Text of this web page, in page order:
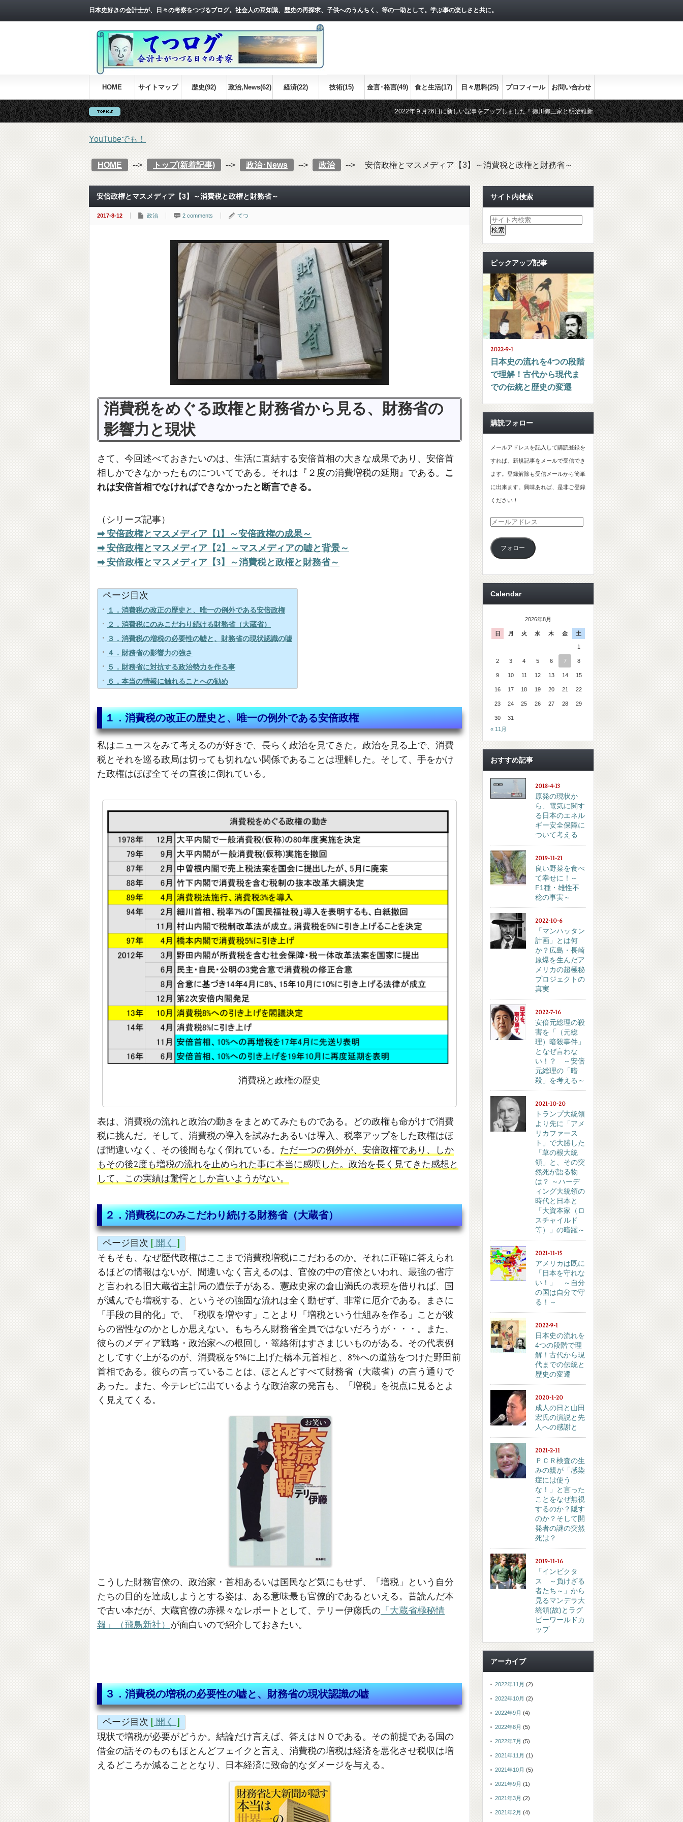
日本史好きの会計士が、日々の考察をつづるブログ。社会人の豆知識、歴史の再探求、子供へのうんちく、等の一助として。学ぶ事の楽しさと共に。
HOME サイトマップ 歴史(92) 政治,News(62) 経済(22) 技術(15) 金言･格言(49) 食と生活(17) 日々思料(25) プロフィール お問い合わせ
2022年９月26日に新しい記事をアップしました！徳川御三家と明治維新との関わりをまとめます。最終回の今回は
江戸時代の世界情勢について、おおまかな流れをシリーズで！
経済指標として押さえておきたい３つの
YouTubeでも！
HOME --> トップ(新着記事) --> 政治･News --> 政治 --> 安倍政権とマスメディア【3】～消費税と政権と財務省～
安倍政権とマスメディア【3】～消費税と政権と財務省～
2017-8-12 政治 2 comments てつ
消費税をめぐる政権と財務省から見る、財務省の
影響力と現状
さて、今回述べておきたいのは、生活に直結する安倍首相の大きな成果であり、安倍首
相しかできなかったものについてである。それは『２度の消費増税の延期』である。 こ
れは安倍首相でなければできなかったと断言できる。
（シリーズ記事）
➡ 安倍政権とマスメディア【1】～安倍政権の成果～
➡ 安倍政権とマスメディア【2】～マスメディアの嘘と背景～
➡ 安倍政権とマスメディア【3】～消費税と政権と財務省～
ページ目次
１．消費税の改正の歴史と、唯一の例外である安倍政権
２．消費税にのみこだわり続ける財務省（大蔵省）
３．消費税の増税の必要性の嘘と、財務省の現状認識の嘘
４．財務省の影響力の強さ
５．財務省に対抗する政治勢力を作る事
６．本当の情報に触れることへの勧め
１．消費税の改正の歴史と、唯一の例外である安倍政権
私はニュースをみて考えるのが好きで、長らく政治を見てきた。政治を見る上で、消費
税とそれを巡る政局は切っても切れない関係であることは理解した。そして、手をかけ
た政権はほぼ全てその直後に倒れている。
消費税と政権の歴史
表は、消費税の流れと政治の動きをまとめてみたものである。どの政権も命がけで消費
税に挑んだ。そして、消費税の導入を試みたあるいは導入、税率アップをした政権はほ
ぼ間違いなく、その後間もなく倒れている。 ただ一つの例外が、安倍政権であり、しか
もその後2度も増税の流れを止められた事に本当に感嘆した。政治を長く見てきた感想と
して、この実績は驚愕としか言いようがない。
２．消費税にのみこだわり続ける財務省（大蔵省）
ページ目次 [ 開く ]
そもそも、なぜ歴代政権はここまで消費税増税にこだわるのか。それに正確に答えられ
るほどの情報はないが、間違いなく言えるのは、官僚の中の官僚といわれ、最強の省庁
と言われる旧大蔵省主計局の遺伝子がある。憲政史家の倉山満氏の表現を借りれば、国
が滅んでも増税する、というその強固な流れは全く動ぜず、非常に厄介である。まさに
「手段の目的化」で、「税収を増やす」ことより「増税という仕組みを作る」ことが彼
らの習性なのかとしか思えない。もちろん財務省全員ではないだろうが・・・。また、
彼らのメディア戦略・政治家への根回し・篭絡術はすさまじいものがある。その代表例
としてすぐ上がるのが、消費税を5%に上げた橋本元首相と、8%への道筋をつけた野田前
首相である。彼らの言っていることは、ほとんどすべて財務省（大蔵省）の言う通りで
あった。また、今テレビに出ているような政治家の発言も、「増税」を視点に見るとよ
く見えてくる。
こうした財務官僚の、政治家・首相あるいは国民など気にもせず、「増税」という自分
たちの目的を達成しようとする姿は、ある意味最も官僚的であるといえる。昔読んだ本
で古い本だが、大蔵官僚の赤裸々なレポートとして、テリー伊藤氏の 「大蔵省極秘情
報」（飛鳥新社） が面白いので紹介しておきたい。
３．消費税の増税の必要性の嘘と、財務省の現状認識の嘘
ページ目次 [ 開く ]
現状で増税が必要がどうか。結論だけ言えば、答えはＮＯである。その前提である国の
借金の話そのものもほとんどフェイクと言え、消費税の増税は経済を悪化させ税収は増
えるどころか減ることとなり、日本経済に致命的なダメージを与える。
サイト内検索
ピックアップ記事
2022-9-1
日本史の流れを4つの段階
で理解！古代から現代ま
での伝統と歴史の変遷
購読フォロー
メールアドレスを記入して購読登録を
すれば、新規記事をメールで受信でき
ます。登録解除も受信メールから簡単
に出来ます。興味あれば、是非ご登録
ください！
メ
ル
ド
フォロー
Calendar
2026年8月
日 月 火 水 木 金 土
1
2 3 4 5 6 7 8
9 10 11 12 13 14 15
16 17 18 19 20 21 22
23 24 25 26 27 28 29
30
31
« 11月
おすすめ記事
2018-4-13
原発の現状か
ら、電気に関す
る日本のエネル
ギー安全保障に
ついて考える
2019-11-21
良い野菜を食べ
て幸せに！～
F1種・雄性不
稔の事実～
2022-10-6
「マンハッタン
計画」とは何
か？広島・長崎
原爆を生んだア
メリカの超極秘
プロジェクトの
真実
2022-7-16
安倍元総理の殺
害を「（元総
理）暗殺事件」
となぜ言わな
い！？ ～安倍
元総理の「暗
殺」を考える～
2021-10-20
トランプ大統領
より先に「アメ
リカファース
ト」で大勝した
「草の根大統
領」と、その突
然死が語る物
は？ ～ハーデ
ィング大統領の
時代と日本と
「大資本家（ロ
スチャイルド
等）」の暗躍～
2021-11-15
アメリカは既に
「日本を守れな
い！」 ～自分
の国は自分で守
る！～
2022-9-1
日本史の流れを
4つの段階で理
解！古代から現
代までの伝統と
歴史の変遷
2020-1-20
成人の日と山田
宏氏の演説と先
人への感謝と
2021-2-11
ＰＣＲ検査の生
みの親が「感染
症には使う
な！」と言った
ことをなぜ無視
するのか？隠す
のか？そして開
発者の謎の突然
死は？
2019-11-16
「インビクタ
ス ～負けざる
者たち～」から
見るマンデラ大
統領(故)とラグ
ビーワールドカ
ップ
アーカイブ
2022年11月 (2)
2022年10月 (2)
2022年9月 (4)
2022年8月 (5)
2022年7月 (5)
2021年11月 (1)
2021年10月 (5)
2021年9月 (1)
2021年3月 (2)
2021年2月 (4)